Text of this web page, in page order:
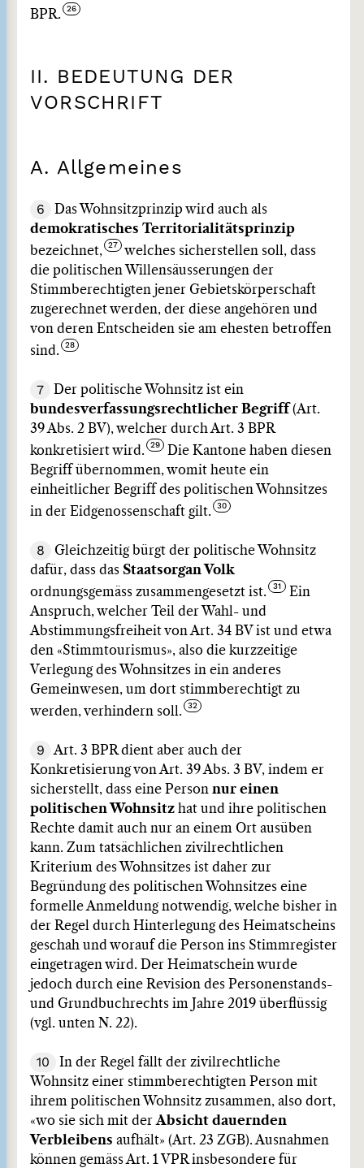
BPR.
II. BEDEUTUNG DER
VORSCHRIFT
A. Allgemeines
6
Das Wohnsitzprinzip wird auch als
demokratisches Territorialitätsprinzip
bezeichnet,
welches sicherstellen soll, dass
die politischen Willensäusserungen der
Stimmberechtigten jener Gebietskörperschaft
zugerechnet werden, der diese angehören und
von deren Entscheiden sie am ehesten betroffen
sind.
7
Der politische Wohnsitz ist ein
bundesverfassungsrechtlicher Begriff (Art.
39 Abs. 2 BV), welcher durch Art. 3 BPR
konkretisiert wird.
Die Kantone haben diesen
Begriff übernommen, womit heute ein
einheitlicher Begriff des politischen Wohnsitzes
in der Eidgenossenschaft gilt.
8
Gleichzeitig bürgt der politische Wohnsitz
dafür, dass das Staatsorgan Volk
ordnungsgemäss zusammengesetzt ist.
Ein
Anspruch, welcher Teil der Wahl- und
Abstimmungsfreiheit von Art. 34 BV ist und etwa
den «Stimmtourismus», also die kurzzeitige
Verlegung des Wohnsitzes in ein anderes
Gemeinwesen, um dort stimmberechtigt zu
werden, verhindern soll.
9
Art. 3 BPR dient aber auch der
Konkretisierung von Art. 39 Abs. 3 BV, indem er
sicherstellt, dass eine Person nur einen
politischen Wohnsitz hat und ihre politischen
Rechte damit auch nur an einem Ort ausüben
kann. Zum tatsächlichen zivilrechtlichen
Kriterium des Wohnsitzes ist daher zur
Begründung des politischen Wohnsitzes eine
formelle Anmeldung notwendig, welche bisher in
der Regel durch Hinterlegung des Heimatscheins
geschah und worauf die Person ins Stimmregister
eingetragen wird. Der Heimatschein wurde
jedoch durch eine Revision des Personenstands-
und Grundbuchrechts im Jahre 2019 überflüssig
(vgl. unten N. 22).
10
In der Regel fällt der zivilrechtliche
Wohnsitz einer stimmberechtigten Person mit
ihrem politischen Wohnsitz zusammen, also dort,
«wo sie sich mit der Absicht dauernden
Verbleibens aufhält» (Art. 23 ZGB). Ausnahmen
können gemäss Art. 1 VPR insbesondere für